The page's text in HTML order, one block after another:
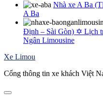
Nhà xe A Ba
A Ba
Định – Sài Gòn) ✡ Lịch
Ngân Limousine
Xe Limou
Cổng thông tin xe khách Việt